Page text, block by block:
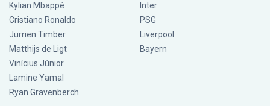
Kylian Mbappé
Cristiano Ronaldo
Jurriën Timber
Matthijs de Ligt
Vinícius Júnior
Lamine Yamal
Ryan Gravenberch
Inter
PSG
Liverpool
Bayern